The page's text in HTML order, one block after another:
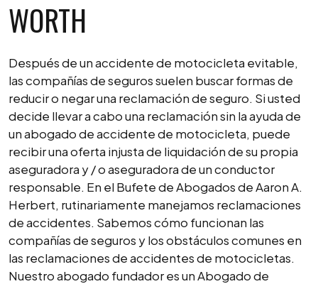
WORTH
Después de un accidente de motocicleta evitable,
las compañías de seguros suelen buscar formas de
reducir o negar una reclamación de seguro. Si usted
decide llevar a cabo una reclamación sin la ayuda de
un abogado de accidente de motocicleta, puede
recibir una oferta injusta de liquidación de su propia
aseguradora y / o aseguradora de un conductor
responsable. En el Bufete de Abogados de Aaron A.
Herbert, rutinariamente manejamos reclamaciones
de accidentes. Sabemos cómo funcionan las
compañías de seguros y los obstáculos comunes en
las reclamaciones de accidentes de motocicletas.
Nuestro abogado fundador es un Abogado de